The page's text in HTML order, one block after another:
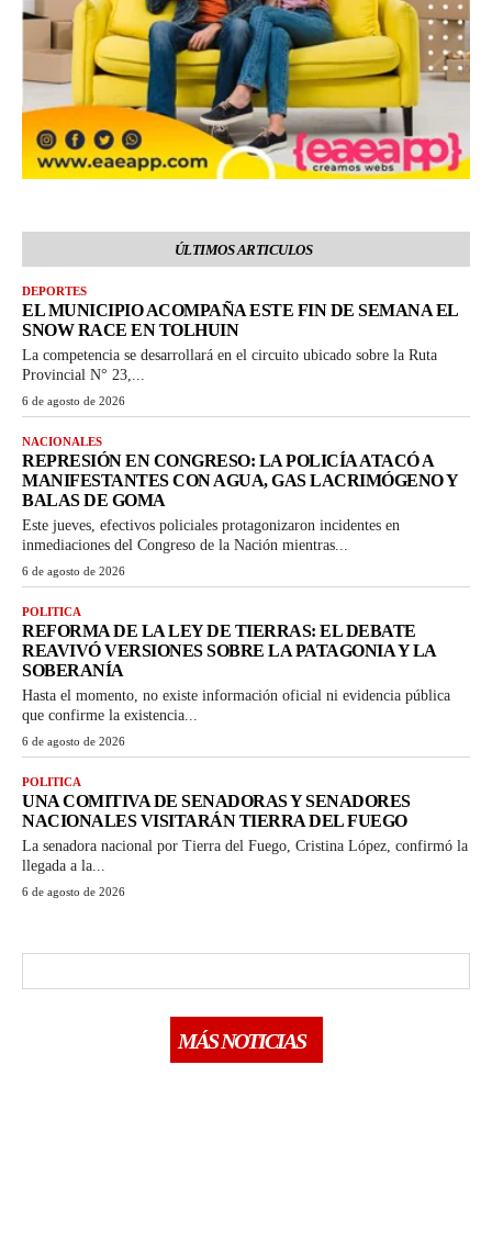
ÚLTIMOS ARTICULOS
DEPORTES
EL MUNICIPIO ACOMPAÑA ESTE FIN DE SEMANA EL
SNOW RACE EN TOLHUIN
La competencia se desarrollará en el circuito ubicado sobre la Ruta
Provincial N° 23,...
6 de agosto de 2026
NACIONALES
REPRESIÓN EN CONGRESO: LA POLICÍA ATACÓ A
MANIFESTANTES CON AGUA, GAS LACRIMÓGENO Y
BALAS DE GOMA
Este jueves, efectivos policiales protagonizaron incidentes en
inmediaciones del Congreso de la Nación mientras...
6 de agosto de 2026
POLITICA
REFORMA DE LA LEY DE TIERRAS: EL DEBATE
REAVIVÓ VERSIONES SOBRE LA PATAGONIA Y LA
SOBERANÍA
Hasta el momento, no existe información oficial ni evidencia pública
que confirme la existencia...
6 de agosto de 2026
POLITICA
UNA COMITIVA DE SENADORAS Y SENADORES
NACIONALES VISITARÁN TIERRA DEL FUEGO
La senadora nacional por Tierra del Fuego, Cristina López, confirmó la
llegada a la...
6 de agosto de 2026
MÁS NOTICIAS